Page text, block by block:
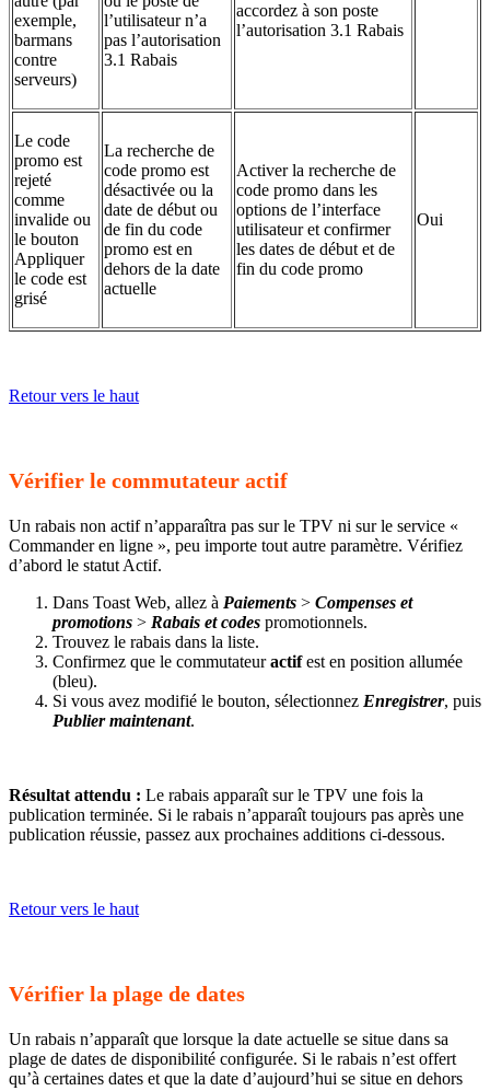
exemple,
barmans
contre
serveurs)
l’utilisateur n’a
pas l’autorisation
3.1 Rabais
accordez à son poste
l’autorisation 3.1 Rabais
Le code
promo est
rejeté
comme
invalide ou
le bouton
Appliquer
le code est
grisé
La recherche de
code promo est
désactivée ou la
date de début ou
de fin du code
promo est en
dehors de la date
actuelle
Activer la recherche de
code promo dans les
options de l’interface
utilisateur et confirmer
les dates de début et de
fin du code promo
Oui
Retour vers le haut
Vérifier le commutateur actif
Un rabais non actif n’apparaîtra pas sur le TPV ni sur le service «
Commander en ligne », peu importe tout autre paramètre. Vérifiez
d’abord le statut Actif.
Dans Toast Web, allez à Paiements > Compenses et
promotions > Rabais et codes promotionnels.
Trouvez le rabais dans la liste.
Confirmez que le commutateuractifest en position allumée
(bleu).
Si vous avez modifié le bouton, sélectionnez Enregistrer, puis
Publier maintenant.
Résultat attendu : Le rabais apparaît sur le TPV une fois la
publication terminée. Si le rabais n’apparaît toujours pas après une
publication réussie, passez aux prochaines additions ci-dessous.
Retour vers le haut
Vérifier la plage de dates
Un rabais n’apparaît que lorsque la date actuelle se situe dans sa
plage de dates de disponibilité configurée. Si le rabais n’est offert
qu’à certaines dates et que la date d’aujourd’hui se situe en dehors